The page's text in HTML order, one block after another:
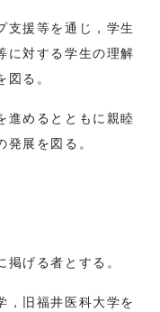
支援等を通じ，学生
に対する学生の理解
る。
進めるとともに親睦
展を図る。
げる者とする。
，旧福井医科大学を